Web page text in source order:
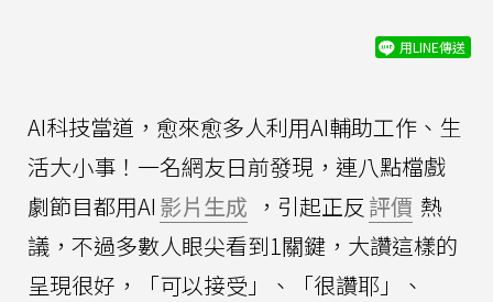
用LINE傳送
AI科技當道，愈來愈多人利用AI輔助工作、生
活大小事！一名網友日前發現，連八點檔戲
劇節目都用AI 影片生成 ，引起正反 評價 熱
議，不過多數人眼尖看到1關鍵，大讚這樣的
呈現很好，「可以接受」、「很讚耶」、